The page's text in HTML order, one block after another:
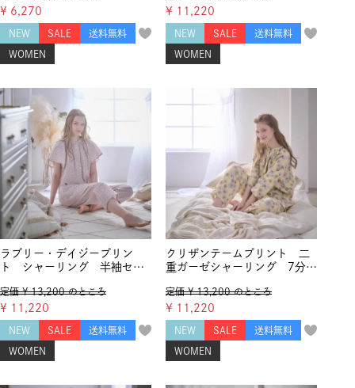
¥ 6,270
NEW SALE 送料無料
WOMEN
¥ 11,220
NEW SALE 送料無料
WOMEN
ラブリー・デイジープリン
ト シャーリング 半袖セッ
定価 ¥ 13,200 のところ
¥ 11,220
NEW SALE 送料無料
WOMEN
クリザンテームプリント 二
重ガーゼシャーリング 7分袖
定価 ¥ 13,200 のところ
¥ 11,220
NEW SALE 送料無料
WOMEN